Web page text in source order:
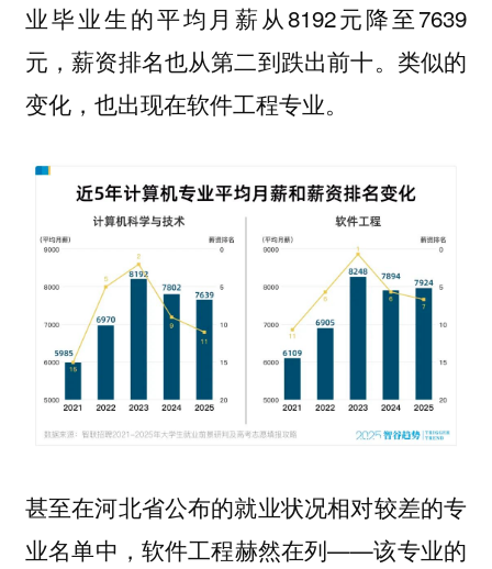
业毕业生的平均月薪从8192元降至7639
元，薪资排名也从第二到跌出前十。类似的
变化，也出现在软件工程专业。
甚至在河北省公布的就业状况相对较差的专
业名单中，软件工程赫然在列——该专业的